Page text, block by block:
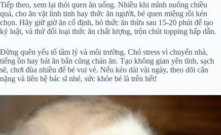
Tiếp theo, xem lại thói quen ăn uống. Nhiều khi mình nuông chiều
quá, cho ăn vặt linh tinh hay thức ăn người, bé quen miệng rồi kén
chọn. Hãy giữ giờ ăn cố định, bỏ thức ăn thừa sau 15-20 phút để tạo
kỷ luật, và thử đổi loại thức ăn chất lượng, trộn chút topping hấp dẫn.
Đừng quên yếu tố tâm lý và môi trường. Chó stress vì chuyển nhà,
tiếng ồn hay bát ăn bẩn cũng chán ăn. Tạo không gian yên tĩnh, sạch
sẽ, chơi đùa nhiều để bé vui vẻ. Nếu kéo dài vài ngày, theo dõi cân
nặng và liên hệ bác sĩ nhé, sức khỏe bé là trên hết!